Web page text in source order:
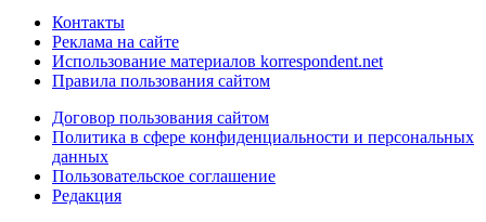
Контакты
Реклама на сайте
Использование материалов korrespondent.net
Правила пользования сайтом
Договор пользования сайтом
Политика в сфере конфиденциальности и персональных
данных
Пользовательское соглашение
Редакция